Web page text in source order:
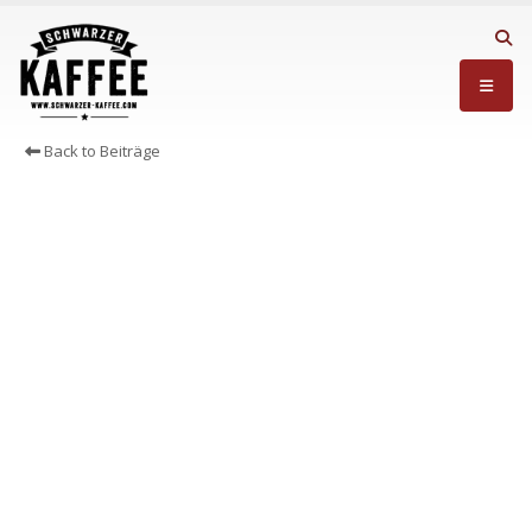
Back to Beiträge